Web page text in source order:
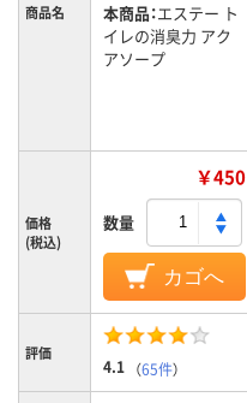
商品名 本商品：エステー ト
イレの消臭力 アク
アソープ
価格
(税込)
￥450
数量
カゴへ
評価
4.1 （65件）